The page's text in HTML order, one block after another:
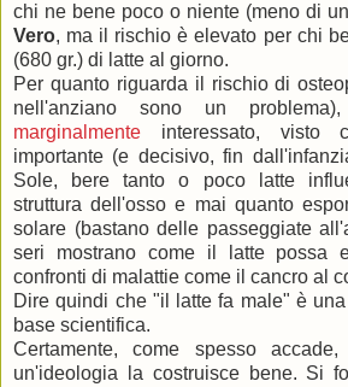
chi ne bene poco o niente (meno di
Vero, ma il rischio è elevato per chi
(680 gr.) di latte al giorno.
Per quanto riguarda il rischio di
nell'anziano sono un
marginalmente interessato, visto
importante (e decisivo, fin
Sole, bere tanto o poco latte
struttura dell'osso e mai quanto
solare (bastano delle passeggiate
seri mostrano come il latte possa
confronti di malattie come il cancro al
Dire quindi che "il latte fa male" è una
base scientifica.
Certamente, come spesso
un'ideologia la costruisce bene. Si